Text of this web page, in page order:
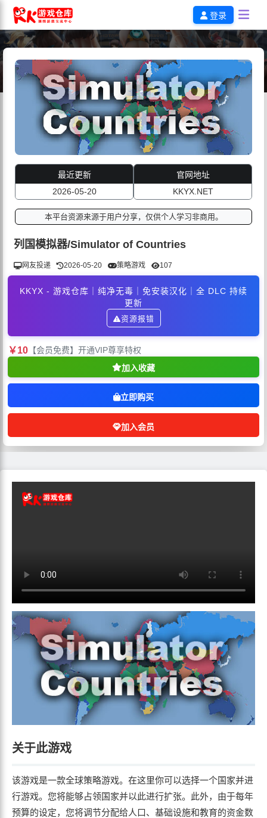
登录
最近更新
2026-05-20
官网地址
KKYX.NET
本平台资源来源于用户分享，仅供个人学习非商用。
列国模拟器/Simulator of Countries
网友投递 2026-05-20 策略游戏 107
KKYX - 游戏仓库｜纯净无毒｜免安装汉化｜全 DLC 持续
更新
资源报错
￥10 【会员免费】开通VIP尊享特权
加入收藏
立即购买
加入会员
关于此游戏
该游戏是一款全球策略游戏。在这里你可以选择一个国家并进
行游戏。您将能够占领国家并以此进行扩张。此外，由于每年
预算的设定，您将调节分配给人口、基础设施和教育的资金数